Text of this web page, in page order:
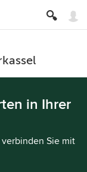
in Ihrer
Sie mit